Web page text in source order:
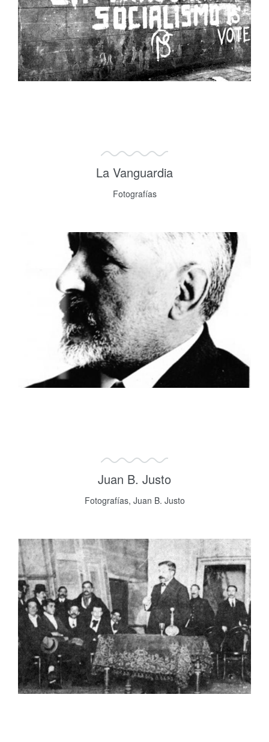
La Vanguardia
Fotografías
Juan B. Justo
Fotografías, Juan B. Justo